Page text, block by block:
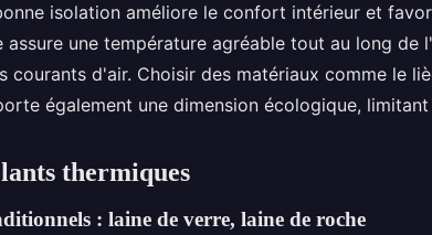
isolation améliore le confort intérieur et
assure une température agréable tout au long de
courants d'air. Choisir des matériaux comme le
également une dimension écologique,
thermiques
: laine de verre, laine de roche